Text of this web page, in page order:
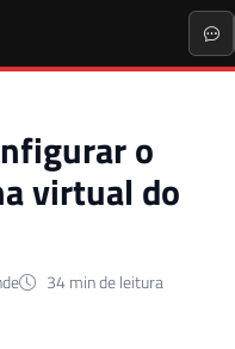
o
virtual do
34 min de leitura